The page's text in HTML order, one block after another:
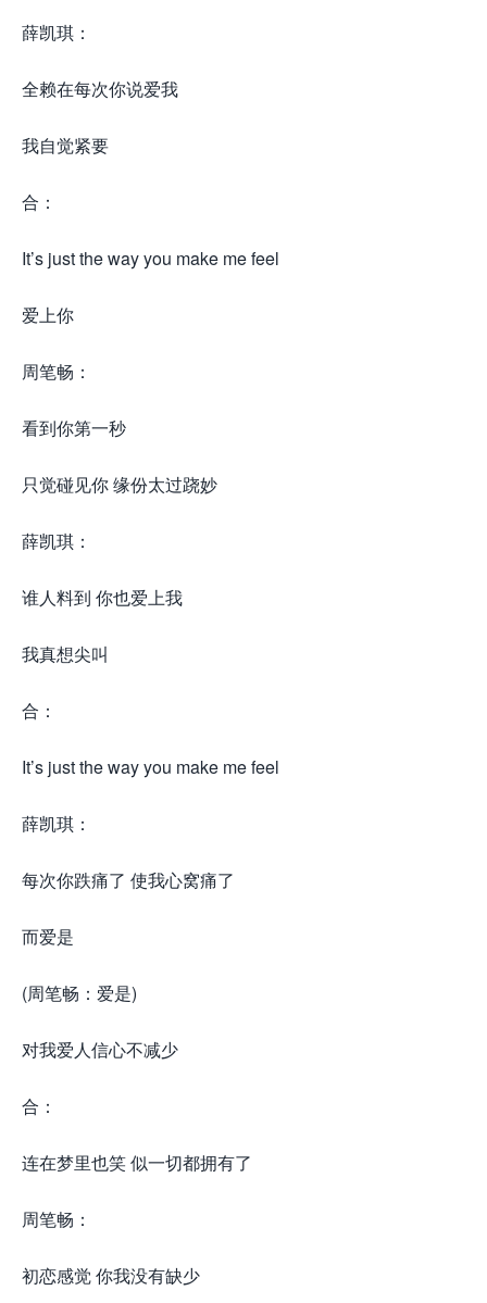
薛凯琪：
全赖在每次你说爱我
我自觉紧要
合：
It’s just the way you make me feel
爱上你
周笔畅：
看到你第一秒
只觉碰见你 缘份太过跷妙
薛凯琪：
谁人料到 你也爱上我
我真想尖叫
合：
It’s just the way you make me feel
薛凯琪：
每次你跌痛了 使我心窝痛了
而爱是
(周笔畅：爱是)
对我爱人信心不减少
合：
连在梦里也笑 似一切都拥有了
周笔畅：
初恋感觉 你我没有缺少